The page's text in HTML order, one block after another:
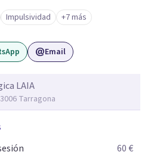
toda la información relevante
que te preocupan e
A continuación, plantearemos
y alcanzables, sobre cómo
adaptado a ti. El
integradora es facilitar a la
del dolor, abriéndose a nuevas
de Psicología encontrarás
Impulsividad +7 más
Email
LAIA
Tarragona
60 €